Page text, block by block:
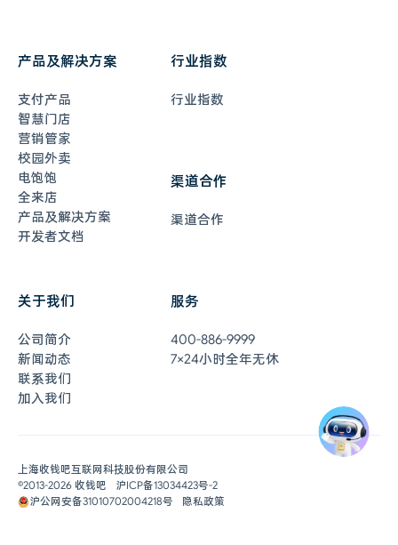
产品及解决方案
支付产品
智慧门店
营销管家
校园外卖
电饱饱
全来店
产品及解决方案
开发者文档
行业指数
行业指数
渠道合作
渠道合作
关于我们
公司简介
新闻动态
联系我们
加入我们
服务
400-886-9999
7×24小时全年无休
上海收钱吧互联网科技股份有限公司
©2013-2026 收钱吧
沪ICP备13034423号-2
沪公网安备31010702004218号
隐私政策
7×24小时全年无休
联系客服